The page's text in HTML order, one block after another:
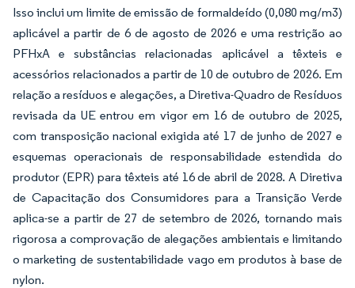
Isso inclui um limite de emissão de formaldeído (0,080 mg/m3)
aplicável a partir de 6 de agosto de 2026 e uma restrição ao
PFHxA e substâncias relacionadas aplicável a têxteis e
acessórios relacionados a partir de 10 de outubro de 2026. Em
relação a resíduos e alegações, a Diretiva-Quadro de Resíduos
revisada da UE entrou em vigor em 16 de outubro de 2025,
com transposição nacional exigida até 17 de junho de 2027 e
esquemas operacionais de responsabilidade estendida do
produtor (EPR) para têxteis até 16 de abril de 2028. A Diretiva
de Capacitação dos Consumidores para a Transição Verde
aplica-se a partir de 27 de setembro de 2026, tornando mais
rigorosa a comprovação de alegações ambientais e limitando
o marketing de sustentabilidade vago em produtos à base de
nylon.